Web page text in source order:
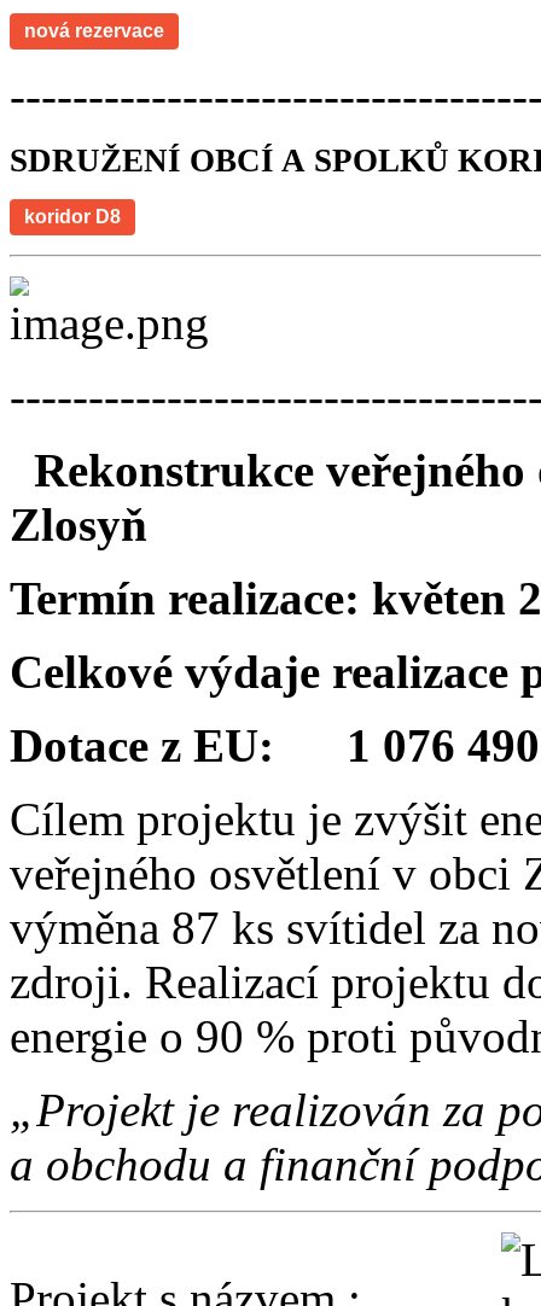
nová rezervace
SDRUŽENÍ OBCÍ A SPOLKŮ
koridor D8
Rekonstrukce veřejného
Zlosyň
Termín realizace: květen
Celkové výdaje
Dotace z EU: 1 076
Cílem projektu je zvýšit
veřejného osvětlení v obci
výměna 87 ks svítidel za
zdroji. Realizací projektu
energie o 90 % proti
„Projekt je realizován
a obchodu a finanční